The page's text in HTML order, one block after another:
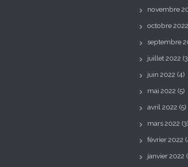
novembre
octobre 2022
septembre
juillet 2022
juin 2022 (4)
mai 2022 (5)
avril 2022 (5)
mars 2022 (3)
février 2022
janvier 2022